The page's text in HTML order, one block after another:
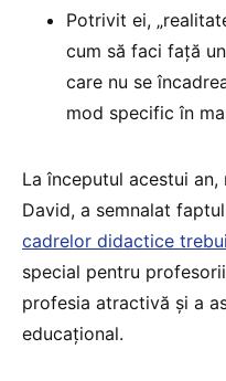
Potrivit ei,
cum să faci față
care nu se
mod specific în
La începutul acestui
David, a semnalat
cadrelor didactice
special pentru
profesia atractivă și a
educațional.